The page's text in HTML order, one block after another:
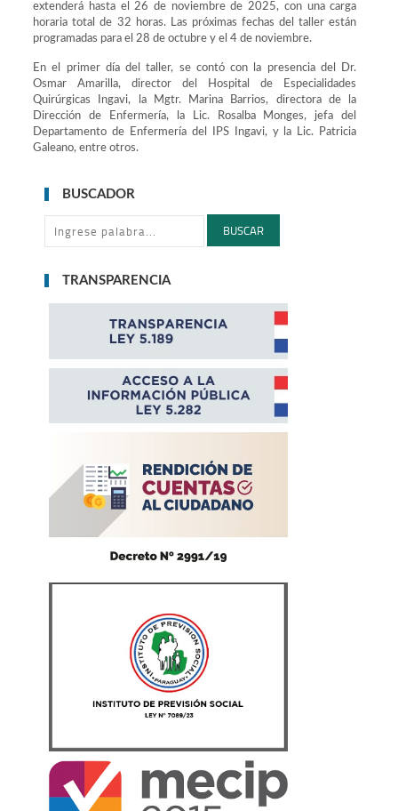
extenderá hasta el 26 de noviembre de 2025, con una carga
horaria total de 32 horas. Las próximas fechas del taller están
programadas para el 28 de octubre y el 4 de noviembre.
En el primer día del taller, se contó con la presencia del Dr.
Osmar Amarilla, director del Hospital de Especialidades
Quirúrgicas Ingavi, la Mgtr. Marina Barrios, directora de la
Dirección de Enfermería, la Lic. Rosalba Monges, jefa del
Departamento de Enfermería del IPS Ingavi, y la Lic. Patricia
Galeano, entre otros.
BUSCADOR
BUSCAR
TRANSPARENCIA